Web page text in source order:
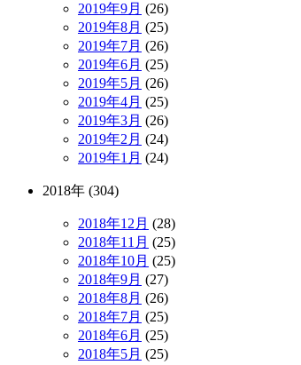
2019年9月 (26)
2019年8月 (25)
2019年7月 (26)
2019年6月 (25)
2019年5月 (26)
2019年4月 (25)
2019年3月 (26)
2019年2月 (24)
2019年1月 (24)
2018年 (304)
2018年12月 (28)
2018年11月 (25)
2018年10月 (25)
2018年9月 (27)
2018年8月 (26)
2018年7月 (25)
2018年6月 (25)
2018年5月 (25)